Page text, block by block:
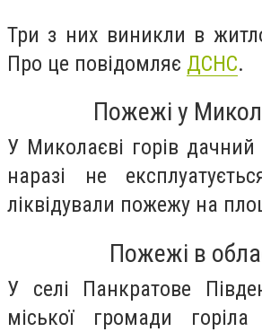
Три з них виникли в
Про це повідомляє ДСНС.
Пожежі у
У Миколаєві горів
наразі не
ліквідували пожежу на
Пожежі в
У селі Панкратове
міської громади горіла